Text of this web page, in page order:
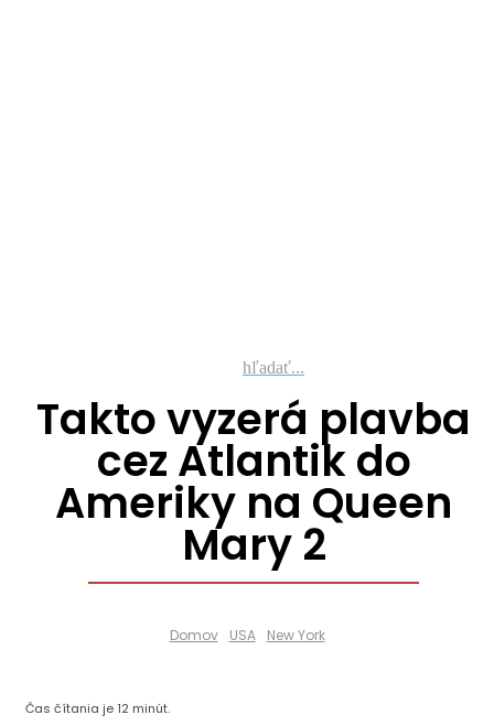
hľadať...
Takto vyzerá plavba
cez Atlantik do
Ameriky na Queen
Mary 2
Domov USA New York
Čas čítania je 12 minút.